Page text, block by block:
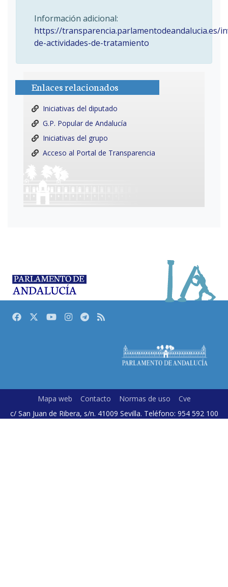
Información adicional:
https://transparencia.parlamentodeandalucia.es/
de-actividades-de-tratamiento
Enlaces relacionados
Iniciativas del diputado
G.P. Popular de Andalucía
Iniciativas del grupo
Acceso al Portal de Transparencia
FacebookTwitterYoutubeInstagram
Telegram
RSS
Mapa web Contacto Normas de uso
Cve
c/ San Juan de Ribera, s/n. 41009 Sevilla. Teléfono: 954 592 100